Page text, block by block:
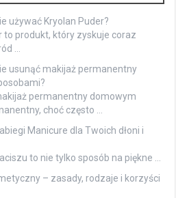
używać Kryolan Puder?
to produkt, który zyskuje coraz
…
usunąć makijaż permanentny
permanentny domowym
choć często …
Manicure dla Twoich dłoni i
to nie tylko sposób na piękne …
– zasady, rodzaje i korzyści